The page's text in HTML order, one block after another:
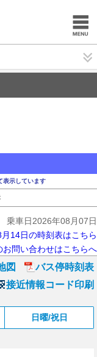
表示しています
乗車日2026年08月07日
14日の時刻表はこちら
お問い合わせはこちらへ
図
バス停時刻表
接近情報コード印刷
日曜/祝日